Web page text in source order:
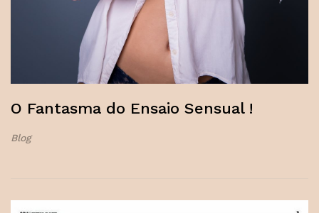
O Fantasma do Ensaio Sensual !
Blog